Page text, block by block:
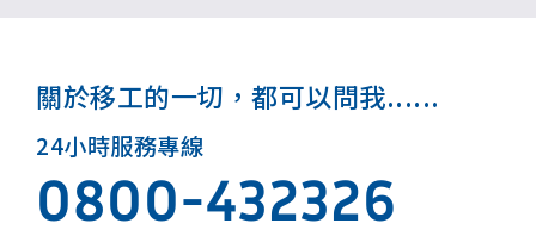
關於移工的一切，都可以問我......
24小時服務專線
0800-432326